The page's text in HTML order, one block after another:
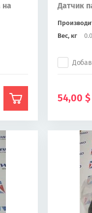
на
Датчик
Вес, кг
54,00 $